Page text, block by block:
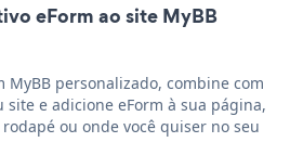
eForm ao site MyBB
MyBB personalizado, combine com
site e adicione eForm à sua página,
ou onde você quiser no seu